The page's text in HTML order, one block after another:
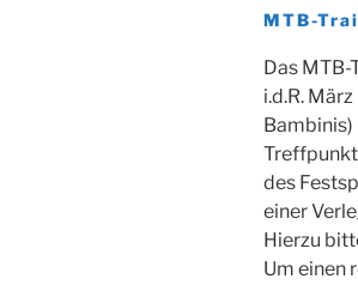
MTB-
Das
i.d.R.
Bambinis)
des
einer
Hierzu
Um einen